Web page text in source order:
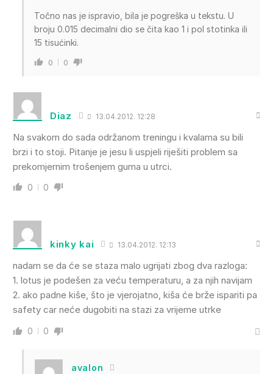
Točno nas je ispravio, bila je pogreška u tekstu. U
broju 0.015 decimalni dio se čita kao 1 i pol stotinka ili
15 tisućinki.
0 0
Diaz 13.04.2012. 12:28
Na svakom do sada održanom treningu i kvalama su bili
brzi i to stoji. Pitanje je jesu li uspjeli riješiti problem sa
prekomjernim trošenjem guma u utrci.
0 0
kinky kai 13.04.2012. 12:13
nadam se da će se staza malo ugrijati zbog dva razloga:
1. lotus je podešen za veću temperaturu, a za njih navijam
2. ako padne kiše, što je vjerojatno, kiša će brže ispariti pa
safety car neće dugobiti na stazi za vrijeme utrke
0 0
avalon